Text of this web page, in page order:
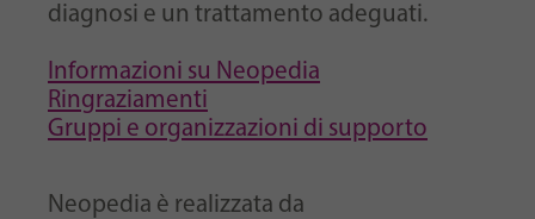
diagnosi e un trattamento adeguati.
Informazioni su Neopedia
Ringraziamenti
Gruppi e organizzazioni di supporto
Neopedia è realizzata da